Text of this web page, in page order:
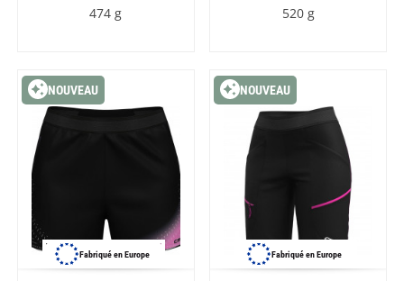
474 g
520 g
NOUVEAU
Fabriqué en Europe
NOUVEAU
Fabriqué en Europe